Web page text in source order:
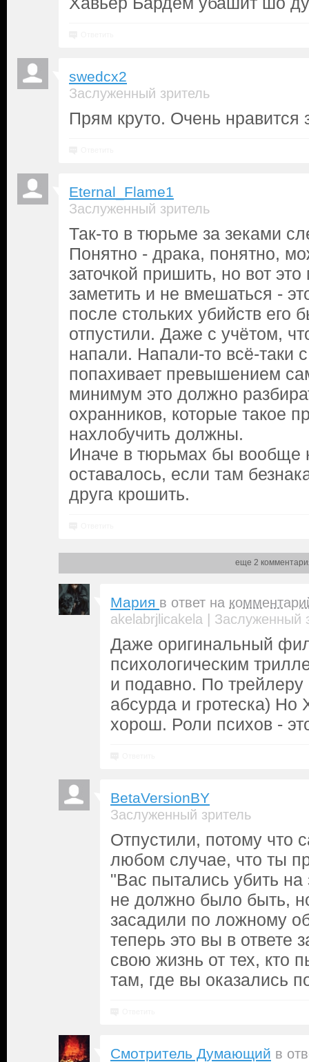
swedcx2
Заслуженный зритель
Прям круто. Очень нравится
Eternal_Flame1
Заслуженный зритель
Так-то в тюрьме за зеками
Понятно - драка, понятно,
заточкой пришить, но вот
заметить и не вмешаться -
после стольких убийств его
отпустили. Даже с учётом,
напали. Напали-то всё-таки
попахивает превышением
минимум это должно
охранников, которые такое
нахлобучить должны.
Иначе в тюрьмах бы вообще
оставалось, если там
друга крошить.
еще 2
Мария в ответ на
akelabrjlicakela | Заслуженный
Даже оригинальный
психологическим
и подавно. По трейлеру
абсурда и гротеска)
хорош. Роли психов -
BetaVersionBY
Заслуженный зритель
Отпустили, потому что
любом случае, что ты
"Вас пытались убить на
не должно было быть,
засадили по ложному
теперь это вы в ответе
свою жизнь от тех, кто
там, где вы оказались
Смотритель Думающий в